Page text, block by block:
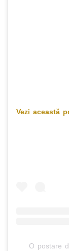
Vezi această
O postare